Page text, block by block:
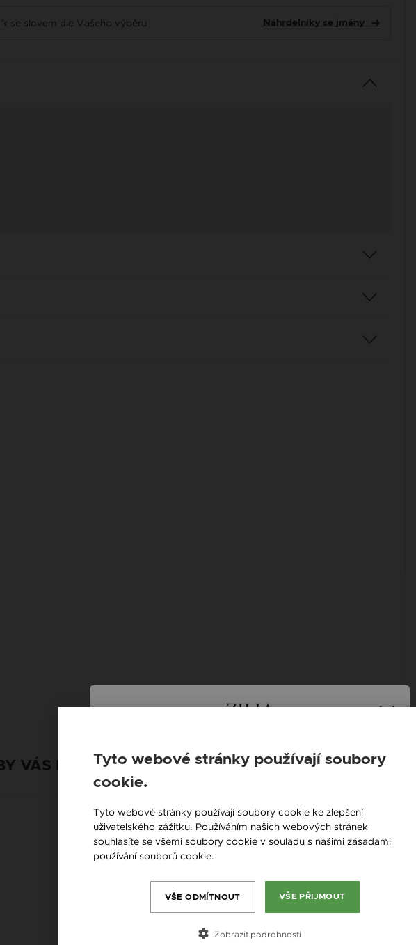
se slovem dle Vašeho výběru Náhrdelníky se jmény
VÁS MOHLY ZAJÍMAT
Česká republika / CZ
Slovensko / SK
Magyarország / HU
Tyto webové stránky používají soubory
cookie.
Tyto webové stránky používají soubory cookie ke zlepšení
uživatelského zážitku. Používáním našich webových stránek
souhlasíte se všemi soubory cookie v souladu s našimi zásadami
používání souborů cookie.
VŠE PŘIJMOUT
VŠE ODMÍTNOUT
Zobrazit podrobnosti